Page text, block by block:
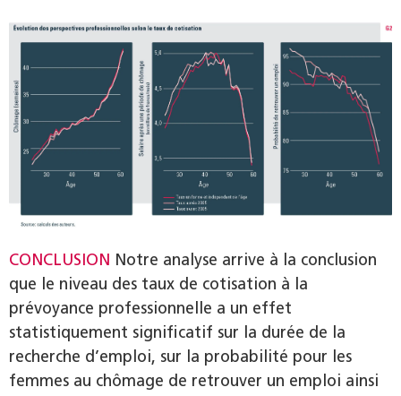
CONCLUSION Notre analyse arrive à la conclusion
que le niveau des taux de cotisation à la
prévoyance professionnelle a un effet
statistiquement significatif sur la durée de la
recherche d’emploi, sur la probabilité pour les
femmes au chômage de retrouver un emploi ainsi